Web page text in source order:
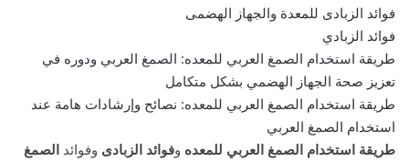
فوائد الزبادى للمعدة والجهاز الهضمى
فوائد الزبادي
طريقة استخدام الصمغ العربي للمعده: الصمغ العربي ودوره في
تعزيز صحة الجهاز الهضمي بشكل متكامل
طريقة استخدام الصمغ العربي للمعده: نصائح وإرشادات هامة عند
استخدام الصمغ العربي
طريقة استخدام الصمغ العربي للمعده وفوائد الزبادى وفوائد الصمغ